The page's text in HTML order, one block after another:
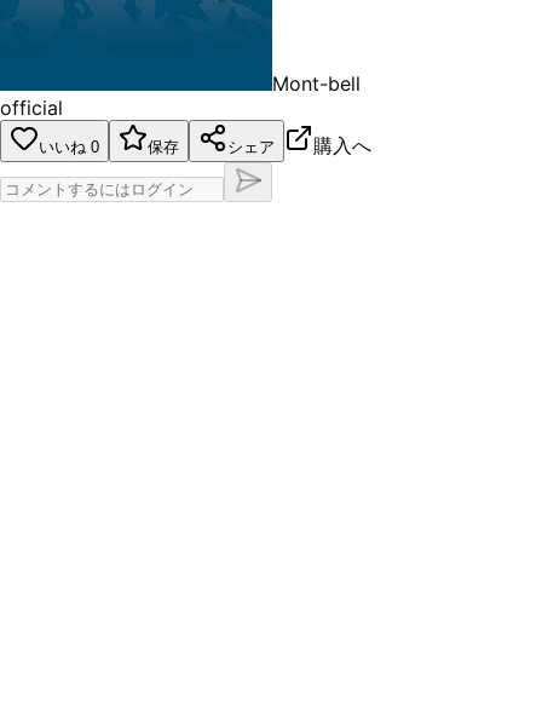
Mont-bell
official
いいね 0 保存 シェア 購入へ